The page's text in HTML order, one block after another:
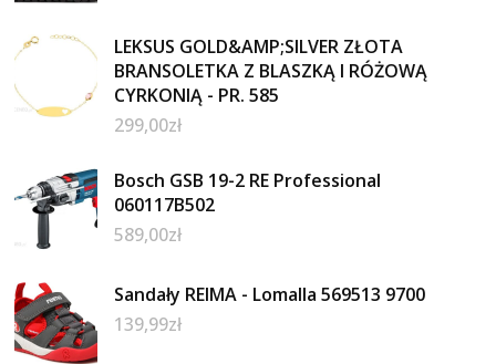
LEKSUS GOLD&AMP;SILVER ZŁOTA
BRANSOLETKA Z BLASZKĄ I RÓŻOWĄ
CYRKONIĄ - PR. 585
299,00zł
Bosch GSB 19-2 RE Professional
060117B502
589,00zł
Sandały REIMA - Lomalla 569513 9700
139,99zł